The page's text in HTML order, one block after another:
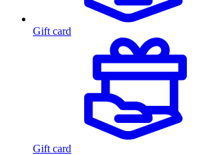
Gift card
Gift card